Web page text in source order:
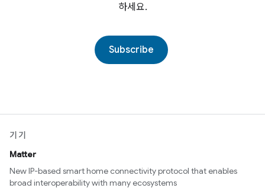
하세요.
Subscribe
기기
Matter
New IP-based smart home connectivity protocol that enables
broad interoperability with many ecosystems